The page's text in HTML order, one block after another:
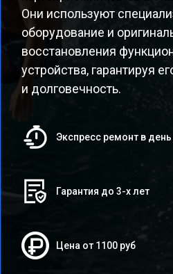
Они используют
оборудование и
восстановления
устройства, гарантируя
и долговечность.
Экспресс ремонт в
Гарантия до 3-х лет
Цена от 1100 руб